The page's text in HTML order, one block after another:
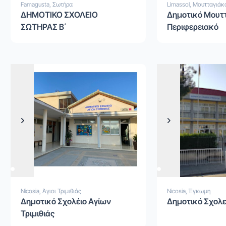
Famagusta, Σωτήρα
ΔΗΜΟΤΙΚΟ ΣΧΟΛΕΙΟ
ΣΩΤΗΡΑΣ Β΄
Limassol,
Δημοτικό
Περιφερειακό
Previous
Next
Nicosia, Άγιοι Τριμιθιάς
Δημοτικό Σχολέιο Αγίων
Τριμιθιάς
Previous
Next
Nicosia, Έγκωμη
Δημοτικό